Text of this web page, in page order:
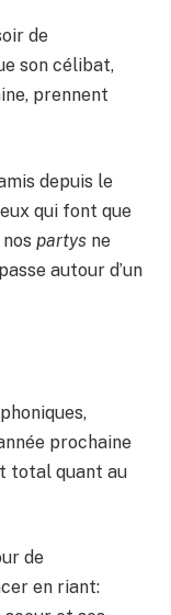
de
son célibat,
prennent
depuis le
qui font que
partys ne
autour d’un
prochaine
total quant au
de
en riant: